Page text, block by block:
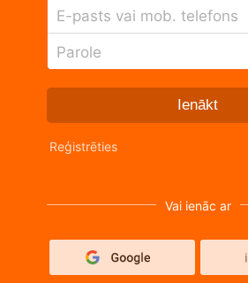
E-pasts vai mob. telefons
Parole
Ienākt
Reģistrēties
Vai ienāc ar